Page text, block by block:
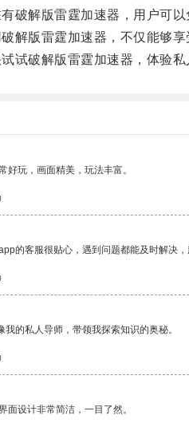
解版雷霆加速器，用户可以
版雷霆加速器，不仅能够享
破解版雷霆加速器，体验私
好玩，画面精美，玩法丰富。
的客服很贴心，遇到问题都能及时解决，
我的私人导师，带领我探索知识的奥秘。
面设计非常简洁，一目了然。